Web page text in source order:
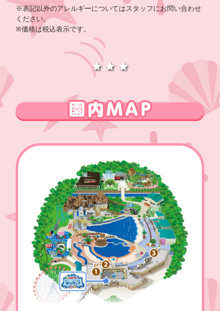
※表記以外のアレルギーについてはスタッフにお問い合わせ
ください。
※価格は税込表示です。